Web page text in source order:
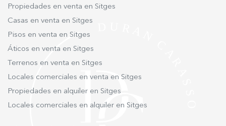
perfectas para quienes buscan disfrutar de un
espacio exterior propio. También cuenta con
cinco viviendas en planta primera, de dos y tres
habitaciones, todas ellas con balcón, y siete
áticos dúplex de tres habitaciones que
disponen de balcón en la planta principal y un
superior. Cada vivienda ha sido diseñada para
aprovechar al máximo la luz natural y ofrecer
Propiedades en venta en Sitges
Casas en venta en Sitges
Pisos en venta en Sitges
Áticos en venta en Sitges
Terrenos en venta en Sitges
Locales comerciales en venta en Sitges
Propiedades en alquiler en Sitges
Locales comerciales en alquiler en Sitges